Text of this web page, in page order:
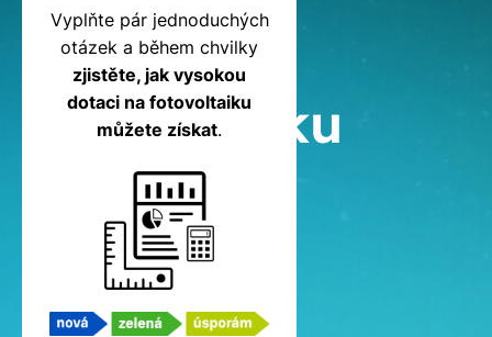
na
fotovoltaiku
Vyplňte pár jednoduchých
otázek a během chvilky
zjistěte, jak vysokou
dotaci na fotovoltaiku
můžete získat.